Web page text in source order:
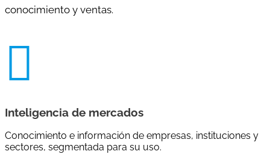
conocimiento y ventas.

Inteligencia de mercados
Conocimiento e información de empresas, instituciones y
sectores, segmentada para su uso.